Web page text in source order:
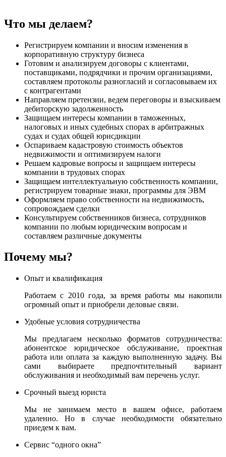
Что мы делаем?
Регистрируем компании и вносим изменения в
корпоративную структуру бизнеса
Готовим и анализируем договоры с клиентами,
поставщиками, подрядчики и прочим организациями,
составляем протоколы разногласий и согласовываем их
с контрагентами
Направляем претензии, ведем переговоры и взыскиваем
дебиторскую задолженность
Защищаем интересы компании в таможенных,
налоговых и иных судебных спорах в арбитражных
судах и судах общей юрисдикции
Оспариваем кадастровую стоимость объектов
недвижимости и оптимизируем налоги
Решаем кадровые вопросы и защищаем интересы
компании в трудовых спорах
Защищаем интеллектуальную собственность компании,
регистрируем товарные знаки, программы для ЭВМ
Оформляем право собственности на недвижимость,
сопровождаем сделки
Консультируем собственников бизнеса, сотрудников
компании по любым юридическим вопросам и
составляем различные документы
Почему мы?
Опыт и квалификация
Работаем с 2010 года, за время работы мы накопили
огромный опыт и приобрели деловые связи.
Удобные условия сотрудничества
Мы предлагаем несколько форматов сотрудничества:
абонентское юридическое обслуживание, проектная
работа или оплата за каждую выполненную задачу. Вы
сами выбираете предпочтительный вариант
обслуживания и необходимый вам перечень услуг.
Срочный выезд юриста
Мы не занимаем место в вашем офисе, работаем
удаленно. Но в случае необходимости обязательно
приедем к вам.
Сервис “одного окна”